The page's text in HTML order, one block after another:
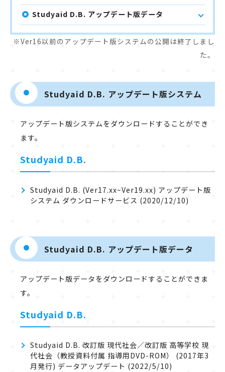
Studyaid D.B. アップデート版データ
Ver16以前のアップデート版システムの公開は終了しまし
た。
Studyaid D.B. アップデート版システム
アップデート版システムをダウンロードすることができ
ます。
Studyaid D.B.
Studyaid D.B. (Ver17.xx~Ver19.xx) アップデート版
システム ダウンロードサービス (2020/12/10)
Studyaid D.B. アップデート版データ
アップデート版データをダウンロードすることができま
す。
Studyaid D.B.
Studyaid D.B. 改訂版 現代社会／改訂版 高等学校 現
代社会（教授資料付属 指導用DVD-ROM） (2017年3
月発行) データアップデート (2022/5/10)